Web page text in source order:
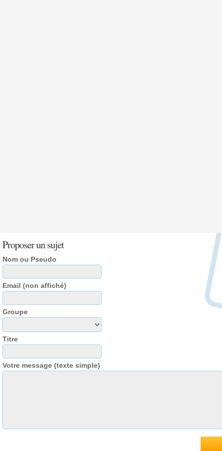
Proposer un sujet
Nom ou Pseudo
Email (non affiché)
Groupe
Titre
Votre message (texte simple)